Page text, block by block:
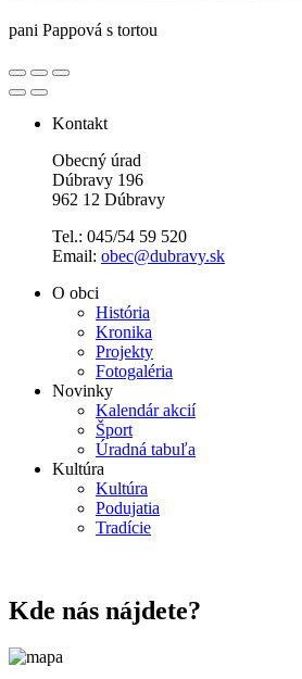
pani Pappová s tortou
Kontakt
Obecný úrad
Dúbravy 196
962 12 Dúbravy
Tel.: 045/54 59 520
Email: obec@dubravy.sk
O obci
História
Kronika
Projekty
Fotogaléria
Novinky
Kalendár akcií
Šport
Úradná tabuľa
Kultúra
Kultúra
Podujatia
Tradície
Kde nás nájdete?